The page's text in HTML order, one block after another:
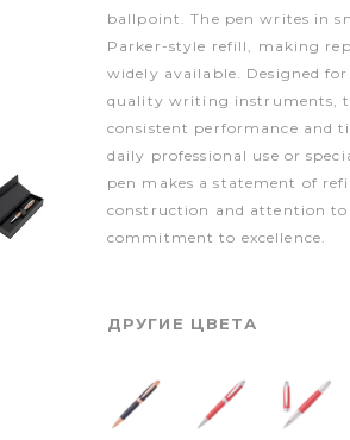
ballpoint. The pen writes in
Parker-style refill, making
widely available. Designed
quality writing instruments,
consistent performance and
daily professional use or
pen makes a statement of
construction and attention to
commitment to excellence.
ДРУГИЕ ЦВЕТА